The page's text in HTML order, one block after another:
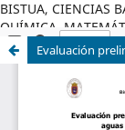
BISTUA, CIENCIAS
QUÍMICA,